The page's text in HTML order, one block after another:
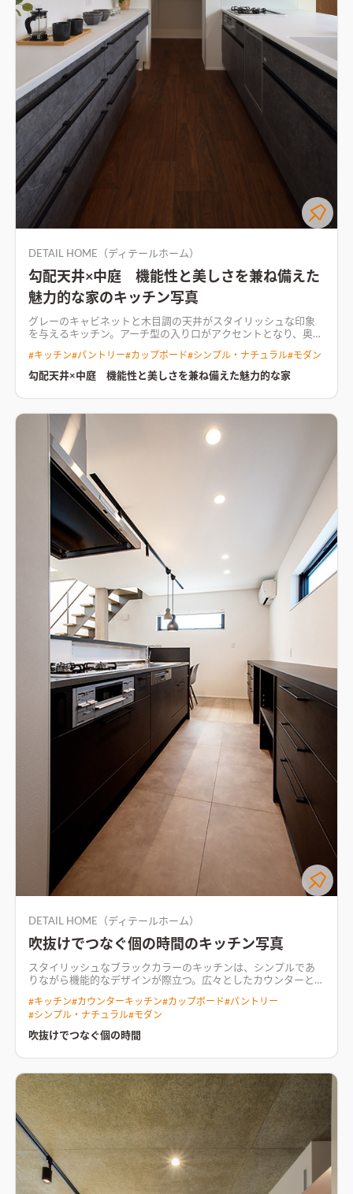
DETAIL HOME（ディテールホーム）
勾配天井×中庭 機能性と美しさを兼ね備えた
魅力的な家のキッチン写真
グレーのキャビネットと木目調の天井がスタイリッシュな印象
を与えるキッチン。アーチ型の入り口がアクセントとなり、奥に
間全体を広く、視覚的に魅力的な雰囲気を演出。 そこに中庭を
合わせ、自然の緑を取り入れることで、室内に自然の広がりを感
圧迫感がない住まいに。 また、全体をウォールナットで統一
く照らし、木目調の天井が温かみをプラスしたリビング間接照
明が壁面を優しく照らし、木目調の天井が温かみをプラスした
リビング。大きな窓からは中庭が見渡せ、外からの視線を気にせ
ずくつろげるプライベートな空間
#キッチン#パントリー#カップボード#シンプル・ナチュラル#モダン
勾配天井×中庭 機能性と美しさを兼ね備えた魅力的な家
DETAIL HOME（ディテールホーム）
吹抜けでつなぐ個の時間のキッチン写真
スタイリッシュなブラックカラーのキッチンは、シンプルであ
りながら機能的なデザインが際立つ。広々としたカウンターと収
らぐ暮らし。 団欒の時を大事にすることは、夫婦それぞれの個
の時間を大事にすること。 一緒に話し合ってそれぞれの空間を
丁寧に丁寧に繋ぎ合わせた。 1台用カーポート、1台用インナー
て、二階にプライベート和室と水まわりを構成。 ガレージから
パントリーまでの動線計画。 庭を設けず、リビング1階に大開口
を設けず、開放感と採光計画を実現させた。 無垢木グレーを基
調とし、無彩色の無機質な素材とが調和した住まい。
吹抜けの
大空間で、開放感と明るさが広がるリビングリビングは吹抜けの
大空間で、開放感と明るさが広がる設計。階段のシンプルなデザ
インがモダンな雰囲気を演出し、ブラックのキッチンカウンタ
ーが空間に落ち着きを加えている
#キッチン#カウンターキッチン#カップボード#パントリー
#シンプル・ナチュラル#モダン
吹抜けでつなぐ個の時間